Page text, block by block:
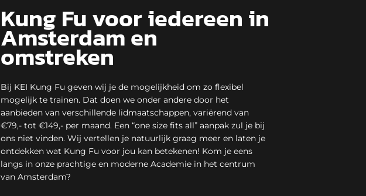
Kung Fu voor iedereen in
Amsterdam en
omstreken
Bij KEI Kung Fu geven wij je de mogelijkheid om zo flexibel
mogelijk te trainen. Dat doen we onder andere door het
aanbieden van verschillende lidmaatschappen, variërend van
€79,- tot €149,- per maand. Een “one size fits all” aanpak zul je bij
ons niet vinden. Wij vertellen je natuurlijk graag meer en laten je
ontdekken wat Kung Fu voor jou kan betekenen! Kom je eens
langs in onze prachtige en moderne Academie in het centrum
van Amsterdam?